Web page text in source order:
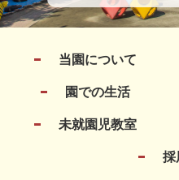
当園について
園での生活
未就園児教室
採